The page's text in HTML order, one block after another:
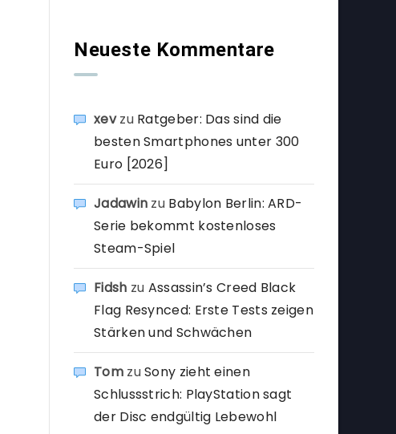
Neueste Kommentare
xevzu Ratgeber: Das sind die
besten Smartphones unter 300
Euro [2026]
Jadawin zu Babylon Berlin: ARD-
Serie bekommt kostenloses
Steam-Spiel
Fidsh zu Assassin’s Creed Black
Flag Resynced: Erste Tests zeigen
Stärken und Schwächen
TomzuSony zieht einen
Schlussstrich: PlayStation sagt
der Disc endgültig Lebewohl